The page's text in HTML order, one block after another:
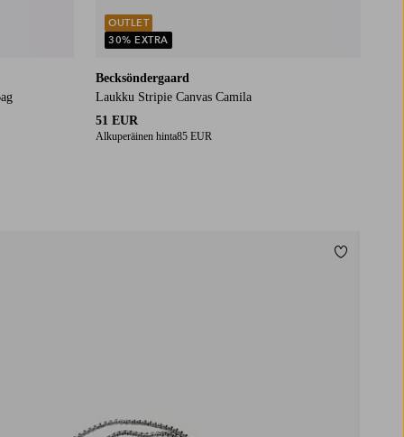
Lisää
Becksöndergaard
Laukku Stripie Canvas Camila
51 EUR
Alkuperäinen hinta85 EUR
OUTLET
30% EXTRA